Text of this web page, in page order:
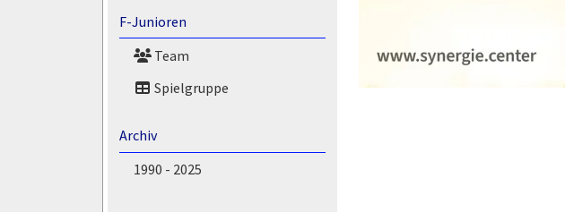
F-Junioren
Team
Spielgruppe
Archiv
1990 - 2025